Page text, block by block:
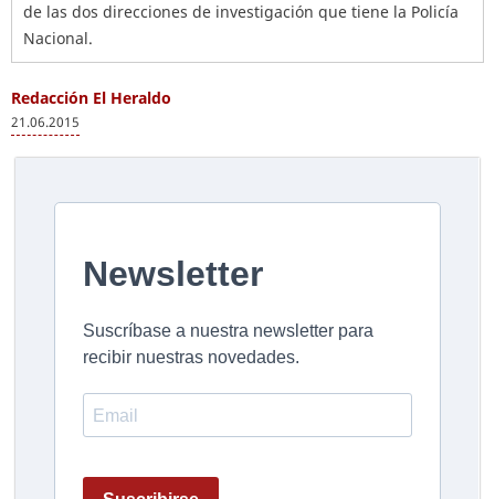
de las dos direcciones de investigación que tiene la Policía
Nacional.
Redacción El Heraldo
21.06.2015